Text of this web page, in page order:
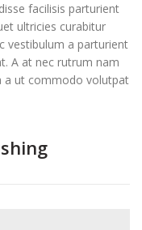
facilisis parturient
ultricies curabitur
vestibulum a parturient
A at nec rutrum nam
a ut commodo volutpat